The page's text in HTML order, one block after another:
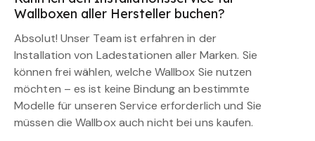
Wallboxen aller Hersteller buchen?
Absolut! Unser Team ist erfahren in der
Installation von Ladestationen aller Marken. Sie
können frei wählen, welche Wallbox Sie nutzen
möchten – es ist keine Bindung an bestimmte
Modelle für unseren Service erforderlich und Sie
müssen die Wallbox auch nicht bei uns kaufen.